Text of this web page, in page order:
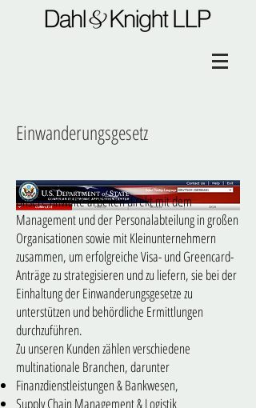
Einwanderungsgesetz
Unsere Anwälte arbeiten direkt mit dem
Management und der Personalabteilung in großen
Organisationen sowie mit Kleinunternehmern
zusammen, um erfolgreiche Visa- und Greencard-
Anträge zu strategisieren und zu liefern, sie bei der
Einhaltung der Einwanderungsgesetze zu
unterstützen und behördliche Ermittlungen
durchzuführen.
Zu unseren Kunden zählen verschiedene
multinationale Branchen, darunter
Finanzdienstleistungen & Bankwesen,
Supply Chain Management & Logistik